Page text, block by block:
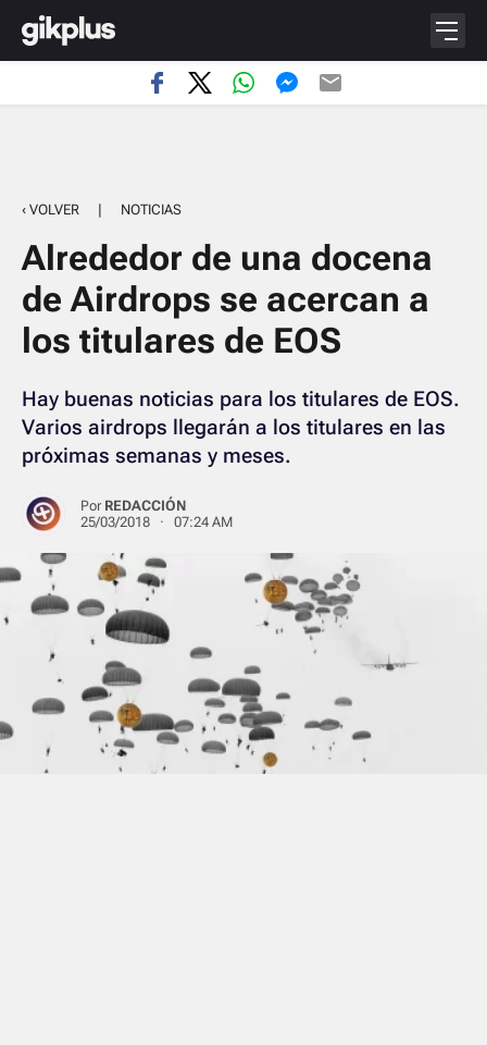
‹ VOLVER | NOTICIAS
Alrededor de una docena
de Airdrops se acercan a
los titulares de EOS
Hay buenas noticias para los titulares de EOS.
Varios airdrops llegarán a los titulares en las
próximas semanas y meses.
Por REDACCIÓN
25/03/2018 · 07:24 AM